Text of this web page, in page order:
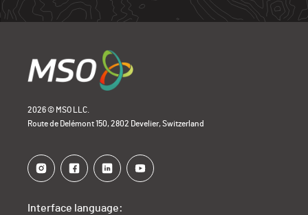
2026 © MSO LLC.
Route de Delémont 150, 2802 Develier, Switzerland
Interface language: